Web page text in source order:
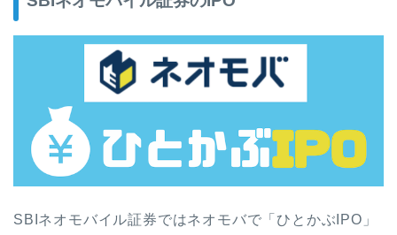
SBIネオモバイル証券ではネオモバで「ひとかぶIPO」